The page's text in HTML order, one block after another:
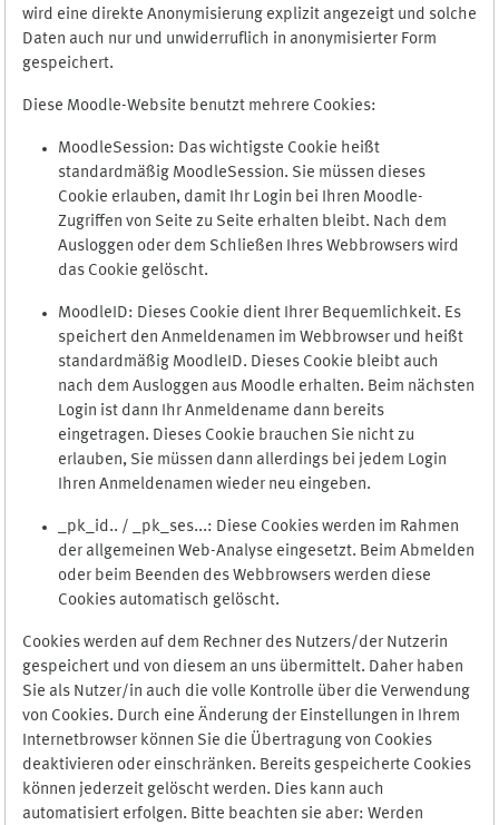
wird eine direkte Anonymisierung explizit angezeigt und solche
Daten auch nur und unwiderruflich in anonymisierter Form
gespeichert.
Diese Moodle-Website benutzt mehrere Cookies:
MoodleSession: Das wichtigste Cookie heißt
standardmäßig MoodleSession. Sie müssen dieses
Cookie erlauben, damit Ihr Login bei Ihren Moodle-
Zugriffen von Seite zu Seite erhalten bleibt. Nach dem
Ausloggen oder dem Schließen Ihres Webbrowsers wird
das Cookie gelöscht.
MoodleID: Dieses Cookie dient Ihrer Bequemlichkeit. Es
speichert den Anmeldenamen im Webbrowser und heißt
standardmäßig MoodleID. Dieses Cookie bleibt auch
nach dem Ausloggen aus Moodle erhalten. Beim nächsten
Login ist dann Ihr Anmeldename dann bereits
eingetragen. Dieses Cookie brauchen Sie nicht zu
erlauben, Sie müssen dann allerdings bei jedem Login
Ihren Anmeldenamen wieder neu eingeben.
_pk_id.. / _pk_ses...: Diese Cookies werden im Rahmen
der allgemeinen Web-Analyse eingesetzt. Beim Abmelden
oder beim Beenden des Webbrowsers werden diese
Cookies automatisch gelöscht.
Cookies werden auf dem Rechner des Nutzers/der Nutzerin
gespeichert und von diesem an uns übermittelt. Daher haben
Sie als Nutzer/in auch die volle Kontrolle über die Verwendung
von Cookies. Durch eine Änderung der Einstellungen in Ihrem
Internetbrowser können Sie die Übertragung von Cookies
deaktivieren oder einschränken. Bereits gespeicherte Cookies
können jederzeit gelöscht werden. Dies kann auch
automatisiert erfolgen. Bitte beachten sie aber: Werden